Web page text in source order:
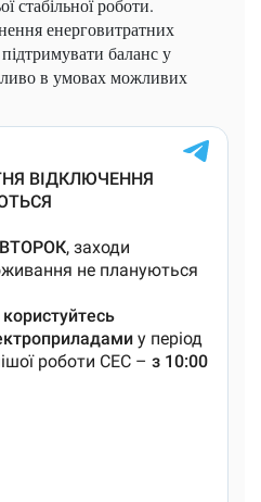
стабільної роботи.
енерговитратних
баланс у
в умовах можливих